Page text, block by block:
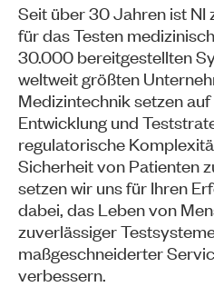
Seit über 30 Jahren ist NI
für das Testen
30.000 bereitgestellten
weltweit größten
Medizintechnik setzen
Entwicklung und
regulatorische
Sicherheit von Patienten
setzen wir uns für Ihren
dabei, das Leben von
zuverlässiger
maßgeschneiderter
verbessern.